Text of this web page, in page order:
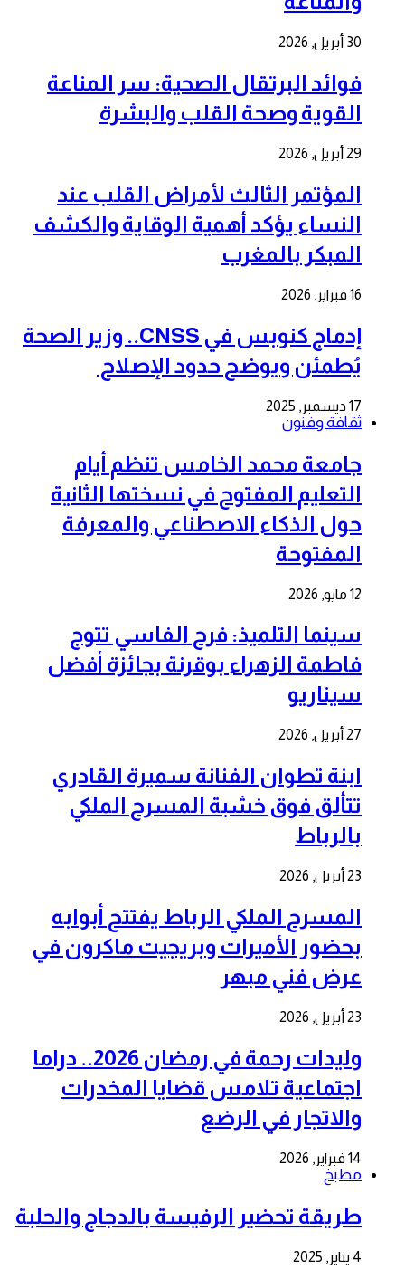
30 أبريل, 2026
فوائد البرتقال الصحية: سر المناعة
القوية وصحة القلب والبشرة
29 أبريل, 2026
المؤتمر الثالث لأمراض القلب عند
النساء يؤكد أهمية الوقاية والكشف
المبكر بالمغرب
16 فبراير, 2026
إدماج كنوبس في CNSS.. وزير الصحة
يُطمئن ويوضح حدود الإصلاح
17 ديسمبر, 2025
ثقافة وفنون
جامعة محمد الخامس تنظم أيام
التعليم المفتوح في نسختها الثانية
حول الذكاء الاصطناعي والمعرفة
المفتوحة
12 مايو, 2026
سينما التلميذ: فرح الفاسي تتوج
فاطمة الزهراء بوقرنة بجائزة أفضل
سيناريو
27 أبريل, 2026
ابنة تطوان الفنانة سميرة القادري
تتألق فوق خشبة المسرح الملكي
بالرباط
23 أبريل, 2026
المسرح الملكي الرباط يفتتح أبوابه
بحضور الأميرات وبريجيت ماكرون في
عرض فني مبهر
23 أبريل, 2026
وليدات رحمة في رمضان 2026.. دراما
اجتماعية تلامس قضايا المخدرات
والاتجار في الرضع
14 فبراير, 2026
مطبخ
طريقة تحضير الرفيسة بالدجاج والحلبة
4 يناير, 2025